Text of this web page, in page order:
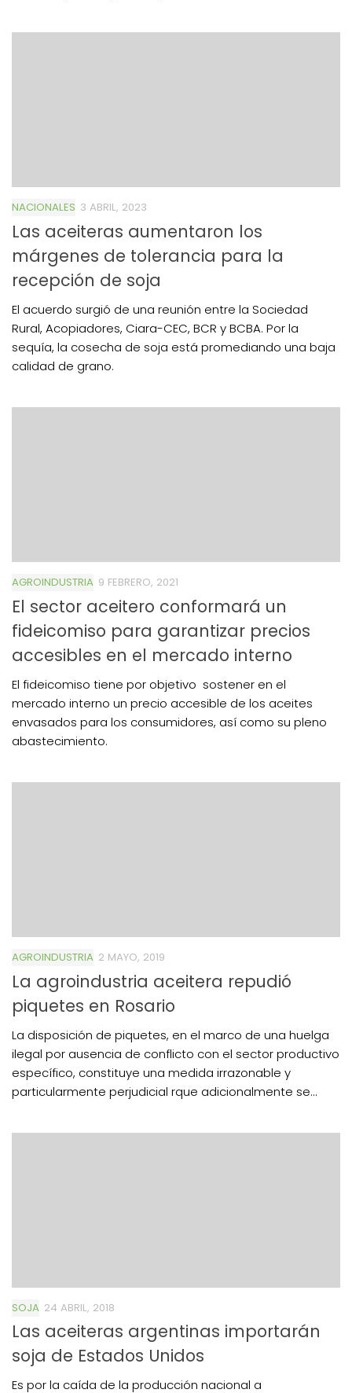
NACIONALES 3 ABRIL, 2023
Las aceiteras aumentaron los
márgenes de tolerancia para la
recepción de soja
El acuerdo surgió de una reunión entre la Sociedad
Rural, Acopiadores, Ciara-CEC, BCR y BCBA. Por la
sequía, la cosecha de soja está promediando una baja
calidad de grano.
AGROINDUSTRIA 9 FEBRERO, 2021
El sector aceitero conformará un
fideicomiso para garantizar precios
accesibles en el mercado interno
El fideicomiso tiene por objetivo sostener en el
mercado interno un precio accesible de los aceites
envasados para los consumidores, así como su pleno
abastecimiento.
AGROINDUSTRIA 2 MAYO, 2019
La agroindustria aceitera repudió
piquetes en Rosario
La disposición de piquetes, en el marco de una huelga
ilegal por ausencia de conflicto con el sector productivo
específico, constituye una medida irrazonable y
particularmente perjudicial rque adicionalmente se...
SOJA 24 ABRIL, 2018
Las aceiteras argentinas importarán
soja de Estados Unidos
Es por la caída de la producción nacional a